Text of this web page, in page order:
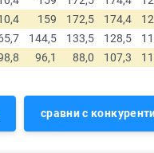
сравни с